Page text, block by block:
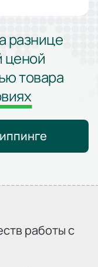
разнице
ценой
товара
работы с